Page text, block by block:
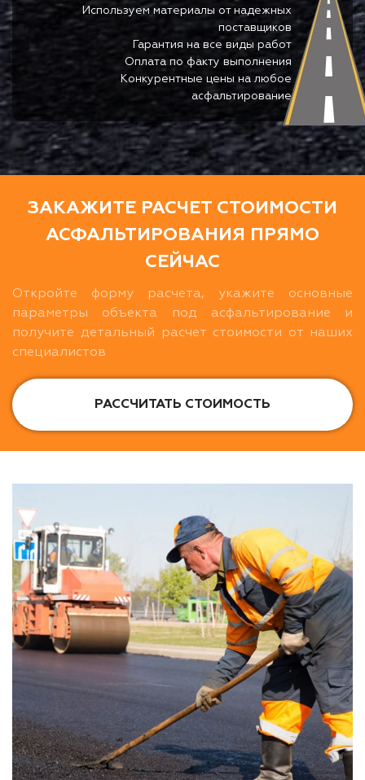
Используем материалы от надежных
поставщиков
Гарантия на все виды работ
Оплата по факту выполнения
Конкурентные цены на любое
асфальтирование
ЗАКАЖИТЕ РАСЧЕТ СТОИМОСТИ
АСФАЛЬТИРОВАНИЯ ПРЯМО
СЕЙЧАС
Откройте форму расчета, укажите основные
параметры объекта под асфальтирование и
получите детальный расчет стоимости от наших
специалистов
РАССЧИТАТЬ СТОИМОСТЬ